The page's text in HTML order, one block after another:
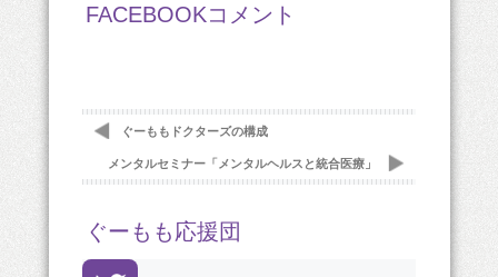
FACEBOOKコメント
ぐーももドクターズの構成
メンタルセミナー「メンタルヘルスと統合医療」
ぐーもも応援団